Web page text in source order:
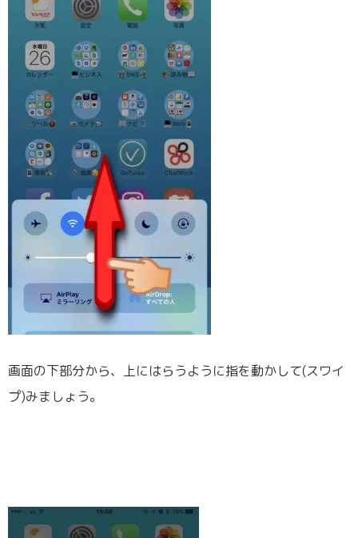
画面の下部分から、上にはらうように指を動かして(スワイ
プ)みましょう。